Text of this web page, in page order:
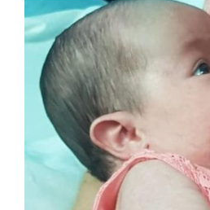
comunidad»